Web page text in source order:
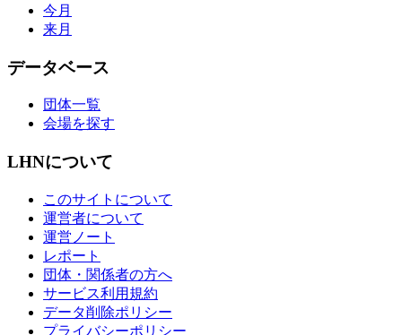
今月
来月
データベース
団体一覧
会場を探す
LHNについて
このサイトについて
運営者について
運営ノート
レポート
団体・関係者の方へ
サービス利用規約
データ削除ポリシー
プライバシーポリシー